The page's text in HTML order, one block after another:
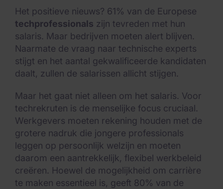
Het positieve nieuws? 61% van de Europese
techprofessionals zijn tevreden met hun
salaris. Maar bedrijven moeten alert blijven.
Naarmate de vraag naar technische experts
stijgt en het aantal gekwalificeerde kandidaten
daalt, zullen de salarissen allicht stijgen.
Maar het gaat niet alleen om het salaris. Voor
techrekruten is de menselijke focus cruciaal.
Werkgevers moeten rekening houden met de
grotere nadruk die jongere professionals
leggen op persoonlijk welzijn en moeten
daarom een aantrekkelijk, flexibel werkbeleid
creëren. Hoewel de mogelijkheid om carrière
te maken essentieel is, geeft 80% van de